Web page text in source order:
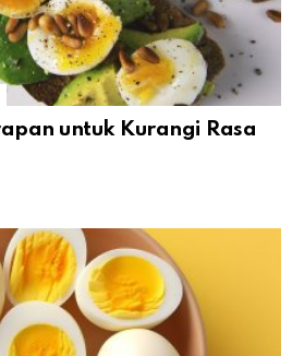
untuk Kurangi Rasa